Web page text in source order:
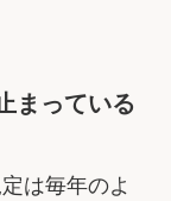
まっている
は毎年のよ